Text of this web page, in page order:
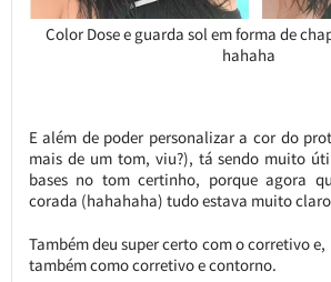
Color Dose e guarda sol em forma de
hahaha
E além de poder personalizar a cor do
mais de um tom, viu?), tá sendo muito
bases no tom certinho, porque agora
corada (hahahaha) tudo estava muito
Também deu super certo com o corretivo
também como corretivo e contorno.